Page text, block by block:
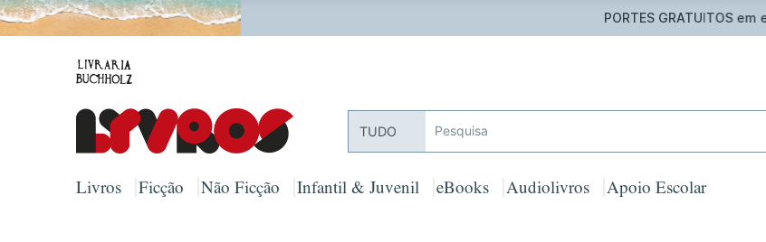
PORTES GRATUITOS em encomendas acima de 25€ para
TUDO
Livros Ficção Não Ficção Infantil & Juvenil eBooks Audiolivros Apoio Escolar